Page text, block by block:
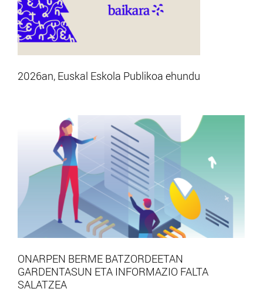
2026an, Euskal Eskola Publikoa ehundu
ONARPEN BERME BATZORDEETAN
GARDENTASUN ETA INFORMAZIO FALTA
SALATZEA